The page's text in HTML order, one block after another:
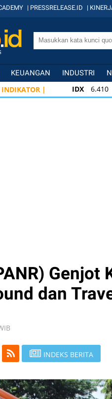
| PRESSRELEASE.ID |
KEUANGAN INDUSTRI
INDIKATOR | IDX
Genjot
dan
INDEKS BERITA